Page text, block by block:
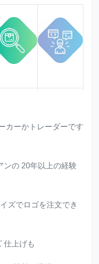
カーかトレーダーです
ンの 20年以上の経験
ズでロゴを注文でき
仕上げも